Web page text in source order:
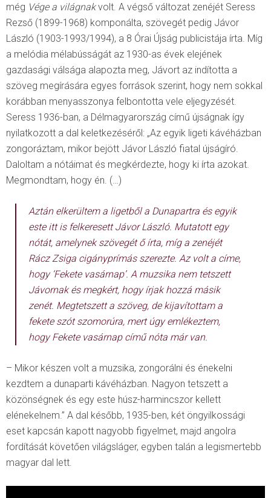
még Vége a világnakvolt. A végső változat zenéjét Seress
Rezső (1899-1968) komponálta, szövegét pedig Jávor
László (1903-1993/1994), a 8 Órai Újság publicistája írta. Míg
a melódia mélabússágát az 1930-as évek elejének
gazdasági válsága alapozta meg, Jávort az indította a
szöveg megírására egyes források szerint, hogy nem sokkal
korábban menyasszonya felbontotta vele eljegyzését.
Seress 1936-ban, a Délmagyarország című újságnak így
nyilatkozott a dal keletkezéséről: „Az egyik ligeti kávéházban
zongoráztam, mikor bejött Jávor László fiatal újságíró.
Daloltam a nótáimat és megkérdezte, hogy ki írta azokat.
Megmondtam, hogy én. (…)
Aztán elkerültem a ligetből a Dunapartra és egyik
este itt is felkeresett Jávor László. Mutatott egy
nótát, amelynek szövegét ő írta, míg a zenéjét
Rácz Zsiga cigányprímás szerezte. Az volt a címe,
hogy ‘ Fekete vasárnap’. A muzsika nem tetszett
Jávornak és megkért, hogy írjak hozzá másik
zenét. Megtetszett a szöveg, de kijavítottam a
fekete szót szomorúra, mert úgy emlékeztem,
hogyFekete vasárnapcímű nóta már van.
– Mikor készen volt a muzsika, zongorálni és énekelni
kezdtem a dunaparti kávéházban. Nagyon tetszett a
közönségnek és egy este húsz-harmincszor kellett
elénekelnem.” A dal később, 1935-ben, két öngyilkossági
eset kapcsán kapott nagyobb figyelmet, majd angolra
fordítását követően világsláger, egyben talán a legismertebb
magyar dal lett.